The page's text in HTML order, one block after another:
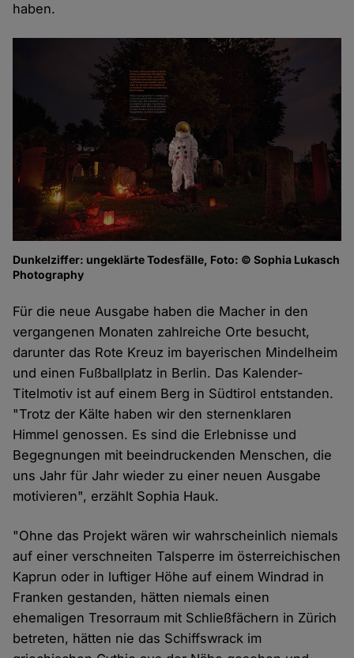
haben.
Dunkelziffer: ungeklärte Todesfälle, Foto: © Sophia Lukasch
Photography
Für die neue Ausgabe haben die Macher in den
vergangenen Monaten zahlreiche Orte besucht,
darunter das Rote Kreuz im bayerischen Mindelheim
und einen Fußballplatz in Berlin. Das Kalender-
Titelmotiv ist auf einem Berg in Südtirol entstanden.
"Trotz der Kälte haben wir den sternenklaren
Himmel genossen. Es sind die Erlebnisse und
Begegnungen mit beeindruckenden Menschen, die
uns Jahr für Jahr wieder zu einer neuen Ausgabe
motivieren", erzählt Sophia Hauk.
"Ohne das Projekt wären wir wahrscheinlich niemals
auf einer verschneiten Talsperre im österreichischen
Kaprun oder in luftiger Höhe auf einem Windrad in
Franken gestanden, hätten niemals einen
ehemaligen Tresorraum mit Schließfächern in Zürich
betreten, hätten nie das Schiffswrack im